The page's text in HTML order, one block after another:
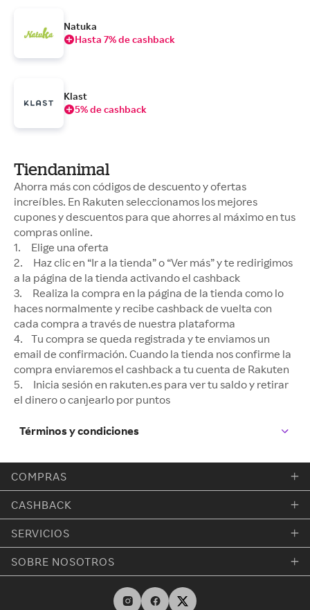
Natuka
Hasta 7% de cashback
Klast
5% de cashback
Tiendanimal
Ahorra más con códigos de descuento y ofertas
increíbles. En Rakuten seleccionamos los mejores
cupones y descuentos para que ahorres al máximo en tus
compras online.
1. Elige una oferta
2. Haz clic en “Ir a la tienda” o “Ver más” y te redirigimos
a la página de la tienda activando el cashback
3. Realiza la compra en la página de la tienda como lo
haces normalmente y recibe cashback de vuelta con
cada compra a través de nuestra plataforma
4. Tu compra se queda registrada y te enviamos un
email de confirmación. Cuando la tienda nos confirme la
compra enviaremos el cashback a tu cuenta de Rakuten
5. Inicia sesión en rakuten.es para ver tu saldo y retirar
el dinero o canjearlo por puntos
Términos y condiciones
COMPRAS
CASHBACK
SERVICIOS
SOBRE NOSOTROS